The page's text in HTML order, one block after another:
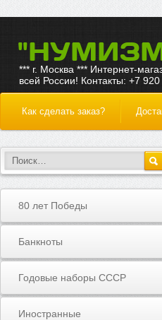
*** г. Москва *** Интернет-
всей России! Контакты: +7
Как сделать заказ?
80 лет Победы
Банкноты
Годовые наборы СССР
Иностранные